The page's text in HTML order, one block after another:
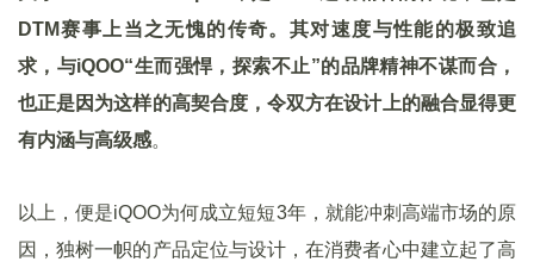
DTM赛事上当之无愧的传奇。其对速度与性能的极致追
求，与iQOO“生而强悍，探索不止”的品牌精神不谋而合，
也正是因为这样的高契合度，令双方在设计上的融合显得更
有内涵与高级感。
以上，便是iQOO为何成立短短3年，就能冲刺高端市场的原
因，独树一帜的产品定位与设计，在消费者心中建立起了高